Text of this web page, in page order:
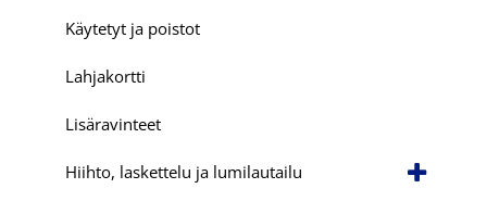
Käytetyt ja poistot
Lahjakortti
Lisäravinteet
Hiihto, laskettelu ja lumilautailu